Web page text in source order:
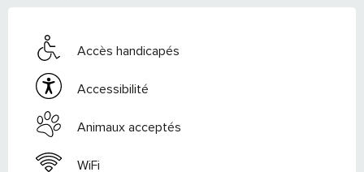
Accès handicapés
Accessibilité
Animaux acceptés
WiFi